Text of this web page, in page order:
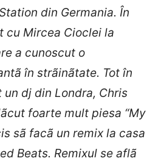
din Germania. În
cu Mircea Cioclei la
a cunoscut o
în strãinãtate. Tot în
dj din Londra, Chris
foarte mult piesa “My
sã facã un remix la casa
Beats. Remixul se aflã